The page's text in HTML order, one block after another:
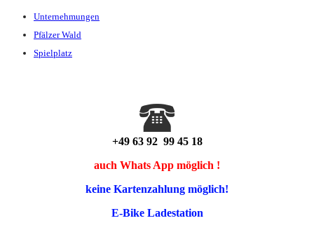
Unternehmungen
Pfälzer Wald
Spielplatz
+49 63 92 99 45 18
auch Whats App möglich !
keine Kartenzahlung möglich!
E-Bike Ladestation